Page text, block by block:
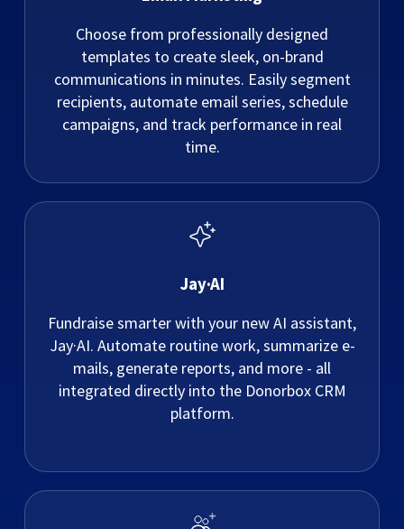
Choose from professionally designed
templates to create sleek, on-brand
communications in minutes. Easily segment
recipients, automate email series, schedule
campaigns, and track performance in real
time.
Jay·AI
Fundraise smarter with your new AI assistant,
Jay·AI. Automate routine work, summarize e-
mails, generate reports, and more - all
integrated directly into the Donorbox CRM
platform.